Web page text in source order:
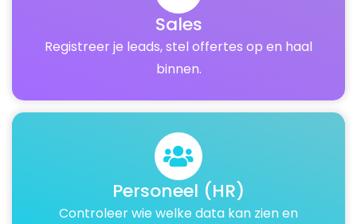
Sales
Registreer je leads, stel offertes op en haal
binnen.
Personeel (HR)
Controleer wie welke data kan zien en